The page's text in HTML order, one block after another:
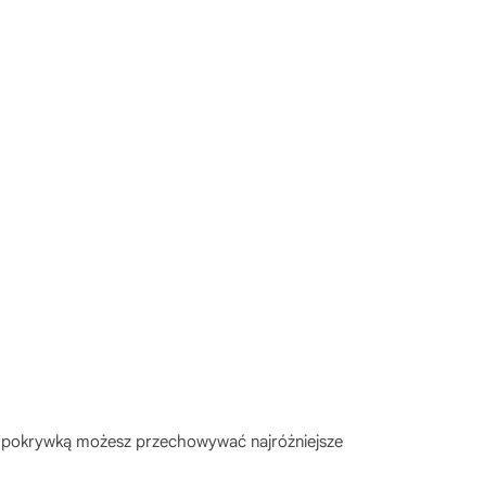
możesz przechowywać najróżniejsze